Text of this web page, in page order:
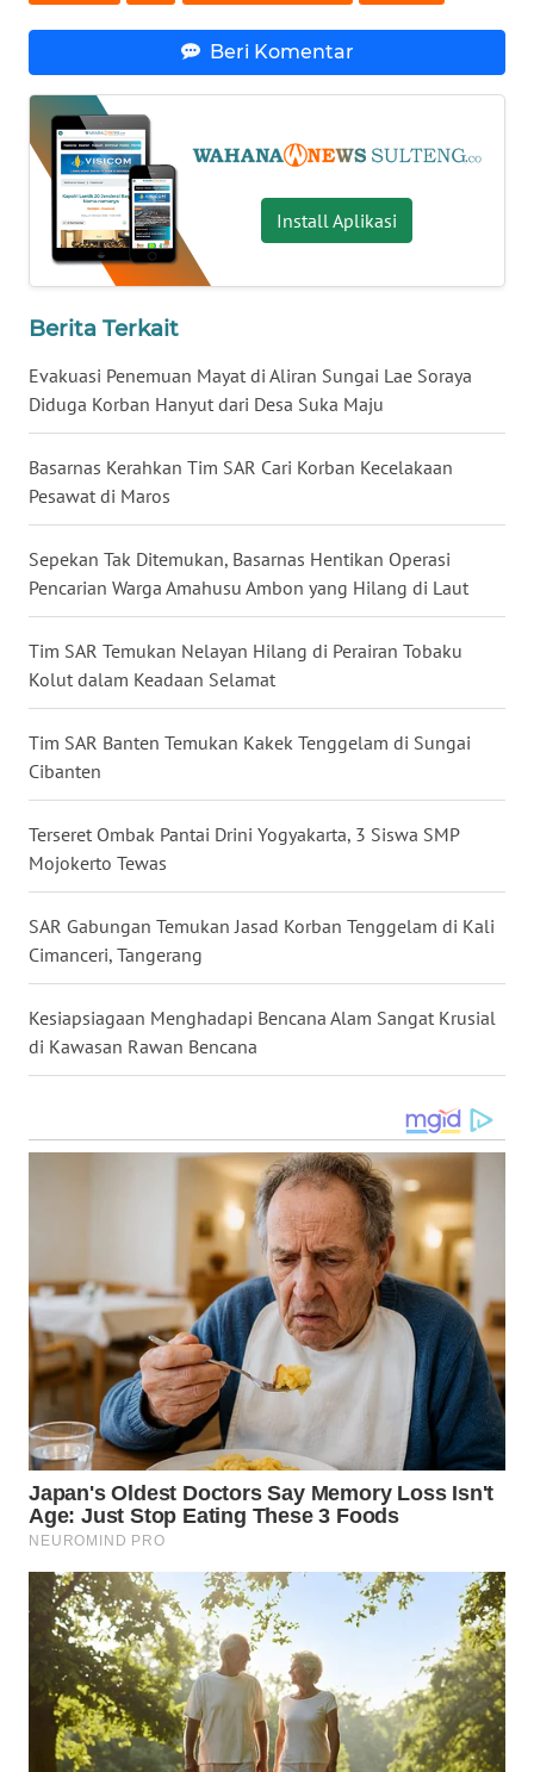
Beri Komentar
Install Aplikasi
Berita Terkait
Evakuasi Penemuan Mayat di Aliran Sungai Lae Soraya
Diduga Korban Hanyut dari Desa Suka Maju
Basarnas Kerahkan Tim SAR Cari Korban Kecelakaan
Pesawat di Maros
Sepekan Tak Ditemukan, Basarnas Hentikan Operasi
Pencarian Warga Amahusu Ambon yang Hilang di Laut
Tim SAR Temukan Nelayan Hilang di Perairan Tobaku
Kolut dalam Keadaan Selamat
Tim SAR Banten Temukan Kakek Tenggelam di Sungai
Cibanten
Terseret Ombak Pantai Drini Yogyakarta, 3 Siswa SMP
Mojokerto Tewas
SAR Gabungan Temukan Jasad Korban Tenggelam di Kali
Cimanceri, Tangerang
Kesiapsiagaan Menghadapi Bencana Alam Sangat Krusial
di Kawasan Rawan Bencana
WN
JOGJA
WN
JATIM
WN
WN
KALBAR
WN
KALTENG
WN
KALTARA
WN
WN
WN
SULSEL
WN
GORONTALO
WN
SULUT
MALUKU
WN
DAIRI
WN
DANAU
TOBA
WN
NIAS
WN
LANGKAT
WN
TAPANULI
SELATAN